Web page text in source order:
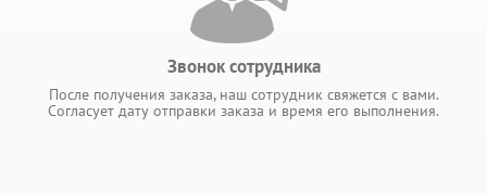
Звонок сотрудника
После получения заказа, наш сотрудник свяжется с вами.
Согласует дату отправки заказа и время его выполнения.